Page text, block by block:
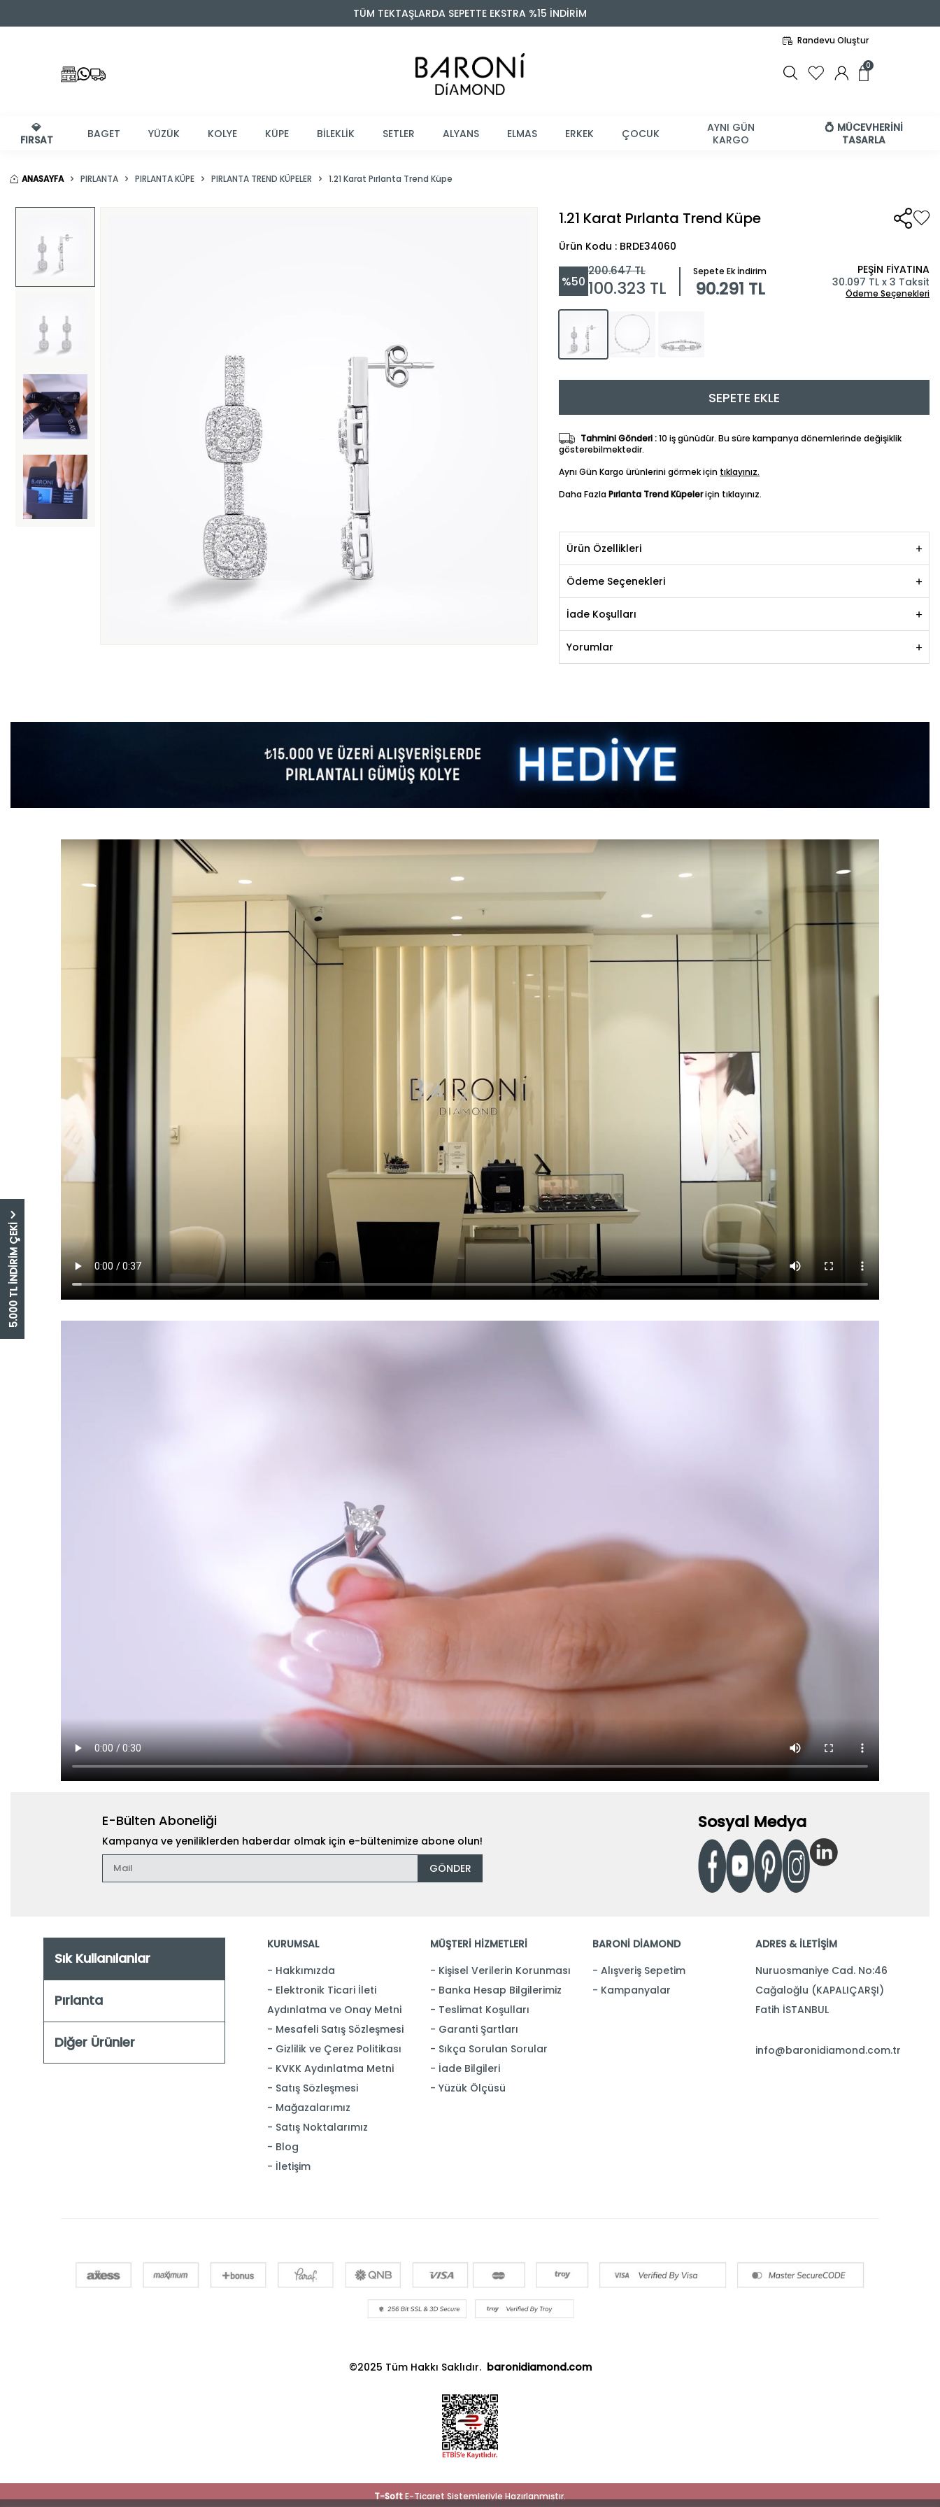
5.000 TL İNDİRİM ÇEKİ
TÜM TEKTAŞLARDA SEPETTE EKSTRA %15 İNDİRİM
Randevu Oluştur
0
💎
FIRSAT
BAGET YÜZÜK KOLYE KÜPE BİLEKLİK SETLER ALYANS ELMAS ERKEK ÇOCUK
AYNI GÜN
KARGO
💍 MÜCEVHERİNİ
TASARLA
ANASAYFA PIRLANTA PIRLANTA KÜPE PIRLANTA TREND KÜPELER 1.21 Karat Pırlanta Trend Küpe
1.21 Karat Pırlanta Trend Küpe
Ürün Kodu : BRDE34060
%50
200.647TL
100.323 TL
Sepete Ek İndirim
90.291 TL
PEŞİN FİYATINA
30.097 TL x 3 Taksit
Ödeme Seçenekleri
SEPETE EKLE
Tahmini Gönderi :10 iş günüdür. Bu süre kampanya dönemlerinde değişiklik
gösterebilmektedir.
Aynı Gün Kargo ürünlerini görmek için tıklayınız.
Daha FazlaPırlanta Trend Küpeleriçin tıklayınız.
Ürün Özellikleri
Ödeme Seçenekleri
İade Koşulları
Yorumlar
E-Bülten Aboneliği
Kampanya ve yeniliklerden haberdar olmak için e-bültenimize abone olun!
GÖNDER
Sosyal Medya
Sık Kullanılanlar
Pırlanta
Diğer Ürünler
KURUMSAL
Hakkımızda
Elektronik Ticari İleti
Aydınlatma ve Onay Metni
Mesafeli Satış Sözleşmesi
Gizlilik ve Çerez Politikası
KVKK Aydınlatma Metni
Satış Sözleşmesi
Mağazalarımız
Satış Noktalarımız
Blog
İletişim
MÜŞTERİ HİZMETLERİ
Kişisel Verilerin Korunması
Banka Hesap Bilgilerimiz
Teslimat Koşulları
Garanti Şartları
Sıkça Sorulan Sorular
İade Bilgileri
Yüzük Ölçüsü
BARONİ DİAMOND
Alışveriş Sepetim
Kampanyalar
ADRES & İLETİŞİM
Nuruosmaniye Cad. No:46
Cağaloğlu (KAPALIÇARŞI)
Fatih İSTANBUL
info@baronidiamond.com.tr
©2025 Tüm Hakkı Saklıdır. baronidiamond.com
T-SoftE-Ticaret Sistemleriyle Hazırlanmıştır.